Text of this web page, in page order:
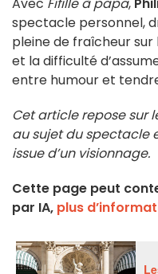
Avec Fifille à papa,
spectacle personnel,
pleine de fraîcheur
et la difficulté
entre humour et
Cet article repose sur
au sujet du spectacle
issue d’un visionnage.
Cette page peut
par IA, plus